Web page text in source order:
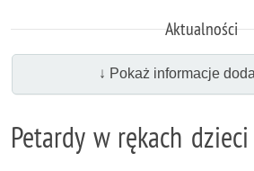
Aktualności
↓ Pokaż informacje
Petardy w rękach dzieci